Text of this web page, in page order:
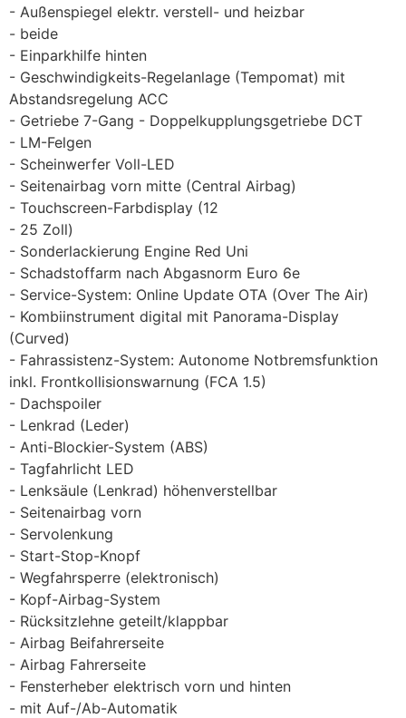
Außenspiegel elektr. verstell- und heizbar
beide
Einparkhilfe hinten
Geschwindigkeits-Regelanlage (Tempomat) mit
Abstandsregelung ACC
Getriebe 7-Gang - Doppelkupplungsgetriebe DCT
LM-Felgen
Scheinwerfer Voll-LED
Seitenairbag vorn mitte (Central Airbag)
Touchscreen-Farbdisplay (12
25 Zoll)
Sonderlackierung Engine Red Uni
Schadstoffarm nach Abgasnorm Euro 6e
Service-System: Online Update OTA (Over The Air)
Kombiinstrument digital mit Panorama-Display
(Curved)
Fahrassistenz-System: Autonome Notbremsfunktion
inkl. Frontkollisionswarnung (FCA 1.5)
Dachspoiler
Lenkrad (Leder)
Anti-Blockier-System (ABS)
Tagfahrlicht LED
Lenksäule (Lenkrad) höhenverstellbar
Seitenairbag vorn
Servolenkung
Start-Stop-Knopf
Wegfahrsperre (elektronisch)
Kopf-Airbag-System
Rücksitzlehne geteilt/klappbar
Airbag Beifahrerseite
Airbag Fahrerseite
Fensterheber elektrisch vorn und hinten
mit Auf-/Ab-Automatik